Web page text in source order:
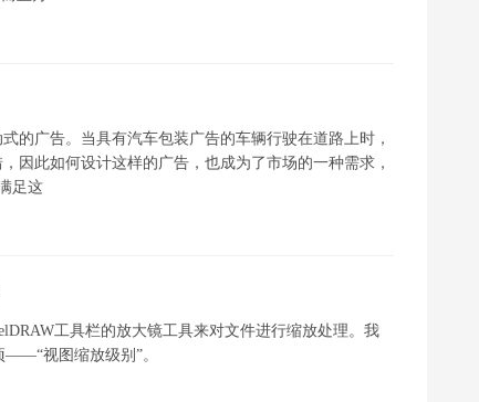
的广告。当具有汽车包装广告的车辆行驶在道路上时，
因此如何设计这样的广告，也成为了市场的一种需求，
足这
工具栏的放大镜工具来对文件进行缩放处理。我
——“视图缩放级别”。